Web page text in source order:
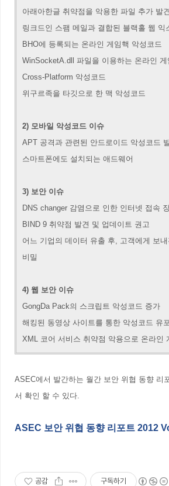
아래아한글 취약점을 악용한 파일 추가 발견
링크드인 스팸 메일과 결합된 블랙홀 웹 익
BHO에 등록되는 온라인 게임핵 악성코드
WinSocketA.dll 파일을 이용하는 온라인 게
Cross-Platform 악성코드
위구르족을 타깃으로 한 맥 악성코드
2) 모바일 악성코드 이슈
APT 공격과 관련된 안드로이드 악성코드
스마트폰에도 설치되는 애드웨어
3) 보안 이슈
DNS changer 감염으로 인한 인터넷 접속
BIND 9 취약점 발견 및 업데이트 권고
어느 기업의 데이터 유출 후, 고객에게 보내
비밀
4) 웹 보안 이슈
GongDa Pack의 스크립트 악성코드 증가
해킹된 동영상 사이트를 통한 악성코드 유포
XML 코어 서비스 취약점 악용으로 온라인
ASEC에서 발간하는 월간 보안 위협 동향 리
서 확인 할 수 있다.
ASEC 보안 위협 동향 리포트 2012
공감 구독하기